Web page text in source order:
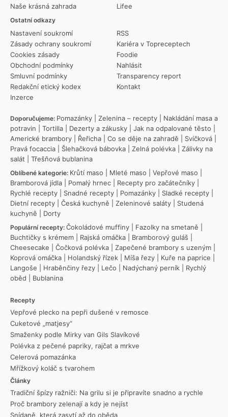
Naše krásná zahrada
Ostatní odkazy
Nastavení soukromí
Zásady ochrany soukromí
Cookies zásady
Obchodní podmínky
Smluvní podmínky
Redakční etický kodex
Inzerce
RSS
Kariéra v Topreceptech
Foodie
Nahlásit
Transparency report
Kontakt
Lifee
Doporučujeme: Pomazánky Zelenina – recepty
Nakládání masa a
potravin
Tortilla Dezerty a zákusky Jak na odpalované těsto
Americké brambory
Řeřicha Co se děje na zahradě Svíčková
Pravá focaccia
Šlehačková bábovka Zelná polévka
Zálivky na
salát
Třešňová bublanina
Oblíbené kategorie: Krůtí maso Mleté maso Vepřové maso
Bramborová jídla
Pomalý hrnec Recepty pro začátečníky
Rychlé recepty
Snadné recepty Pomazánky Sladké recepty
Dietní recepty
Česká kuchyně Zeleninové saláty
Studená
kuchyně
Dorty
Populární recepty: Čokoládové muffiny Fazolky na smetaně
Buchtičky s krémem
Rajská omáčka Bramborový guláš
Cheesecake
Čočková polévka Zapečené brambory s uzeným
Koprová omáčka
Holandský řízek Míša řezy Kuře na paprice
Langoše
Hraběnčiny řezy Lečo Nadýchaný perník
Rychlý
oběd
Bublanina
Recepty
Vepřové plecko na pepři dušené v remosce
Cuketové „matjesy“
Smaženky podle Mirky van Gils Slavíkové
Polévka z pečené papriky, rajčat a mrkve
Celerová pomazánka
Mřížkový koláč s tvarohem
Články
Tradiční špízy ražniči: Na grilu si je připravíte snadno a rychle
Proč brambory zelenají a kdy je nejíst
Snídaně, která zasytí až do oběda